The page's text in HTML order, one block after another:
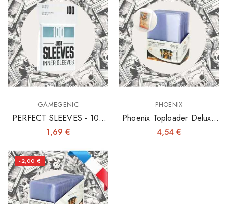
GAMEGENIC
PERFECT SLEEVES - 100
INNER SLEEVES 64X89
1,69 €
PHOENIX
Phoenix Toploader Deluxe
3"x4" X25
4,54 €
-2,00 €